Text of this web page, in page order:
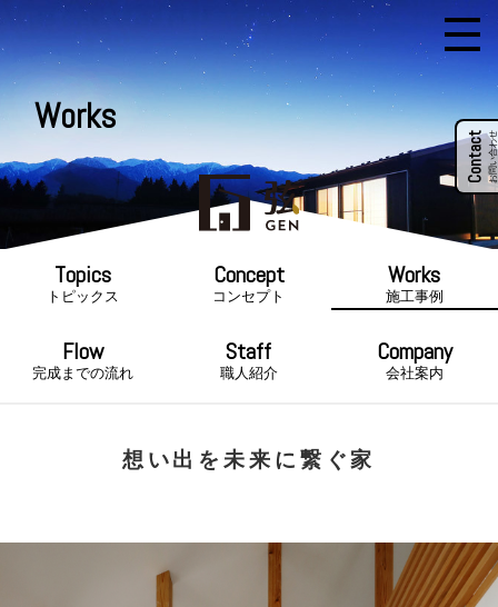
Works
Contactお問い合わせ
トピックス コンセプト 施工事例
完成までの流れ 職人紹介 会社案内
想い出を未来に繋ぐ家